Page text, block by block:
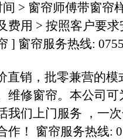
> 窗帘师傅带窗帘
费用 > 按照客户要
] 窗帘服务热线:
销，批零兼营的模
维修窗帘。本公司
我们上门服务 ，一
！ 窗帘服务热线: